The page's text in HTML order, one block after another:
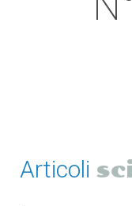
Articoli